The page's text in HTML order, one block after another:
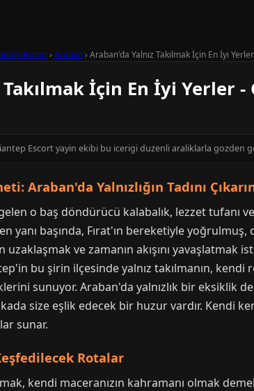
Escort› Araban› Araban'da Yalnız Takılmak İçin En İyi
İçin En İyi Yerler -
Escort yayin ekibi bu icerigi duzenli araliklarla gozden
Araban'da Yalnızlığın Tadını
o baş döndürücü kalabalık, lezzet
yanı başında, Fırat'ın bereketiyle
ve zamanın akışını
bu şirin ilçesinde yalnız takılmanın,
sunuyor. Araban'da yalnızlık bir eksiklik
size eşlik edecek bir huzur vardır. Kendi
sunar.
Rotalar
kendi maceranızın kahramanı olmak